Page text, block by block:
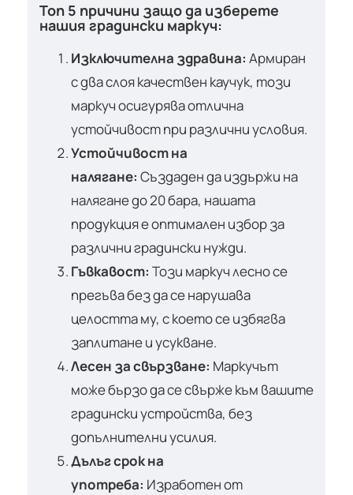
Топ 5 причини защо да изберете
нашия градински маркуч:
Изключителна здравина: Армиран
с два слоя качествен каучук, този
маркуч осигурява отлична
устойчивост при различни условия.
Устойчивост на
налягане: Създаден да издържи на
налягане до 20 бара, нашата
продукция е оптимален избор за
различни градински нужди.
Гъвкавост: Този маркуч лесно се
прегъва без да се нарушава
целостта му, с което се избягва
заплитане и усукване.
Лесен за свързване: Маркучът
може бързо да се свърже към вашите
градински устройства, без
допълнителни усилия.
Дълъг срок на
употреба: Изработен от